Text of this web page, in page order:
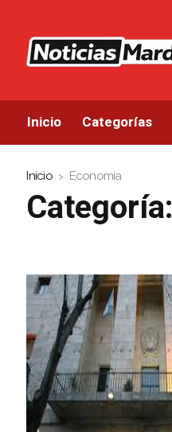
Inicio Categorías
Inicio Economía
Categoría: